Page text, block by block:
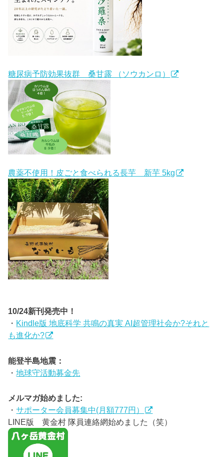
糖尿病予防効果抜群 桑甘露 （ソウカンロ）
農薬不使用！皮ごと食べられる長芋 新芋 5kg
10/24新刊発売中！
・ Kindle版 地底科学 共鳴の真実 AI超管理社会か?それと
も進化か?
能登半島地震：
・地球守活動募金先
メルマガ始めました:
・サポーター会員募集中(月額777円）
LINE版 黄金村 隊員連絡網始めました（笑）